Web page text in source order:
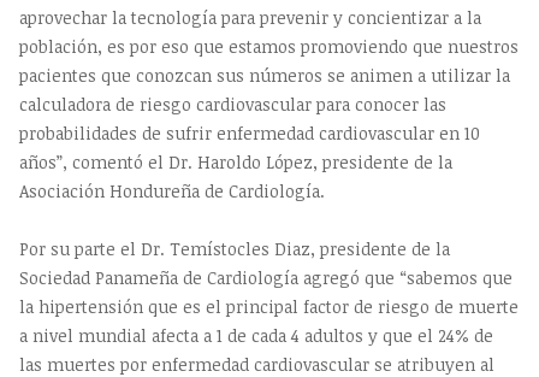
aprovechar la tecnología para prevenir y concientizar a la
población, es por eso que estamos promoviendo que nuestros
pacientes que conozcan sus números se animen a utilizar la
calculadora de riesgo cardiovascular para conocer las
probabilidades de sufrir enfermedad cardiovascular en 10
años”, comentó el Dr. Haroldo López, presidente de la
Asociación Hondureña de Cardiología.
Por su parte el Dr. Temístocles Diaz, presidente de la
Sociedad Panameña de Cardiología agregó que “sabemos que
la hipertensión que es el principal factor de riesgo de muerte
a nivel mundial afecta a 1 de cada 4 adultos y que el 24% de
las muertes por enfermedad cardiovascular se atribuyen al